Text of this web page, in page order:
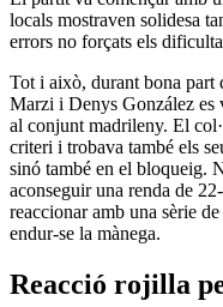
locals mostraven solidesa
errors no forçats els
Tot i això, durant bona part
Marzi i Denys González es
al conjunt madrileny. El
criteri i trobava també els
sinó també en el bloqueig.
aconseguir una renda de
reaccionar amb una sèrie
endur-se la mànega.
Reacció rojilla